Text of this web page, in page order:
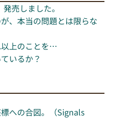
売しました。
、本当の問題とは限らな
上のことを…
いるか？
への合図。（Signals